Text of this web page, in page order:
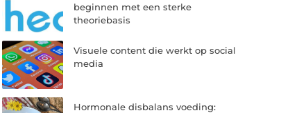
beginnen met een sterke
theoriebasis
Visuele content die werkt op social
media
Hormonale disbalans voeding: